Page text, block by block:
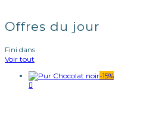
Offres du jour
Fini dans
Voir tout
-15%